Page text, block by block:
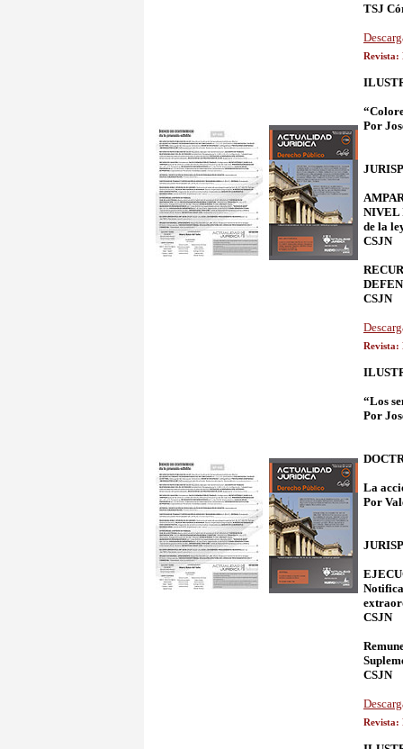
TSJ
Revista:
Por
NIVEL
de la
CSJN
CSJN
Revista:
“Los
Por
La
Por
CSJN
CSJN
Revista: